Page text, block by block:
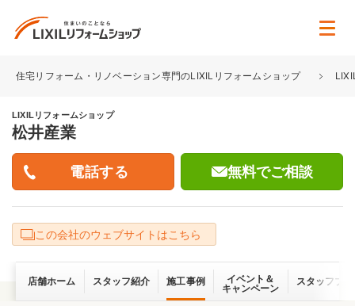
住宅リフォーム・リノベーション専門のLIXILリフォームショップ
LIXILリフォームショップ
松井産業
無料でご相談
この会社のウェブサイトはこちら
店舗ホーム スタッフ紹介 施工事例
イベント＆
キャンペーン
スタッフブ